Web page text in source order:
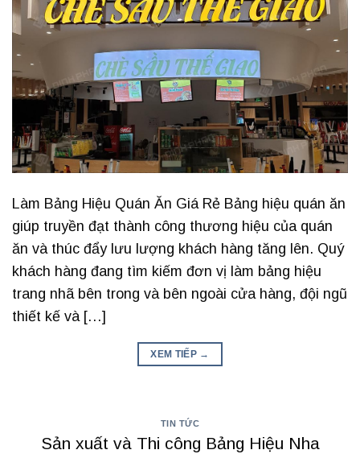
Làm Bảng Hiệu Quán Ăn Giá Rẻ Bảng hiệu quán ăn
giúp truyền đạt thành công thương hiệu của quán
ăn và thúc đẩy lưu lượng khách hàng tăng lên. Quý
khách hàng đang tìm kiếm đơn vị làm bảng hiệu
trang nhã bên trong và bên ngoài cửa hàng, đội ngũ
thiết kế và […]
XEM TIẾP →
TIN TỨC
Sản xuất và Thi công Bảng Hiệu Nha